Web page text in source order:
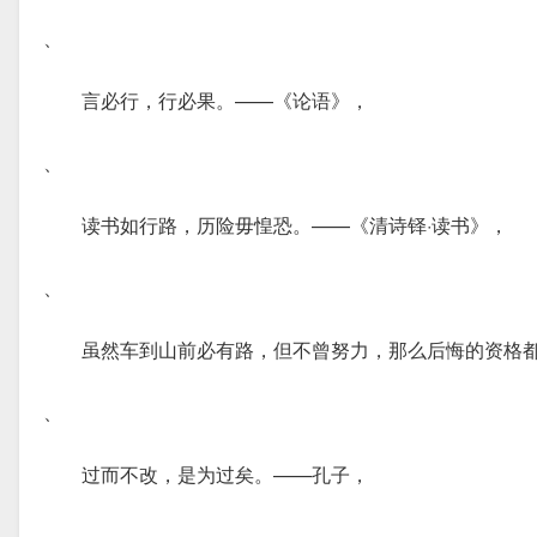
、
言必行，行必果。——《论语》，
、
读书如行路，历险毋惶恐。——《清诗铎·读书》，
、
虽然车到山前必有路，但不曾努力，那么后悔的资格
、
过而不改，是为过矣。——孔子，